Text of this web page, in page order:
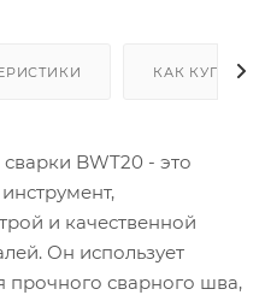
КАК КУПИТЬ
BWT20 - это
и качественной
Он использует
прочного сварного шва,